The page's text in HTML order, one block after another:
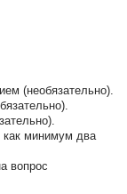
(необязательно).
как минимум два
вопрос